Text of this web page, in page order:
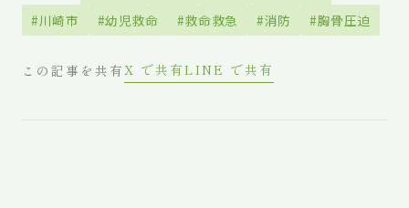
#川崎市
#幼児救命 #救命救急 #消防 #胸骨圧迫
この記事を共有X で共有LINE で共有